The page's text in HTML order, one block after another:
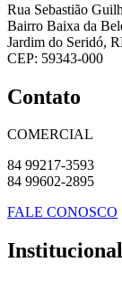
Rua Sebastião
Bairro Baixa da
Jardim do Seridó,
CEP: 59343-000
Contato
COMERCIAL
84 99217-3593
84 99602-2895
FALE CONOSCO
Institucional